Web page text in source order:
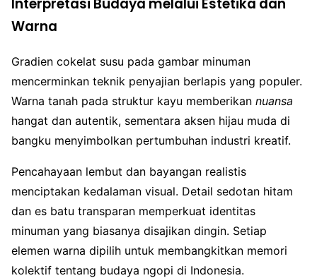
Interpretasi Budaya melalui Estetika dan
Warna
Gradien cokelat susu pada gambar minuman
mencerminkan teknik penyajian berlapis yang populer.
Warna tanah pada struktur kayu memberikan nuansa
hangat dan autentik, sementara aksen hijau muda di
bangku menyimbolkan pertumbuhan industri kreatif.
Pencahayaan lembut dan bayangan realistis
menciptakan kedalaman visual. Detail sedotan hitam
dan es batu transparan memperkuat identitas
minuman yang biasanya disajikan dingin. Setiap
elemen warna dipilih untuk membangkitkan memori
kolektif tentang budaya ngopi di Indonesia.